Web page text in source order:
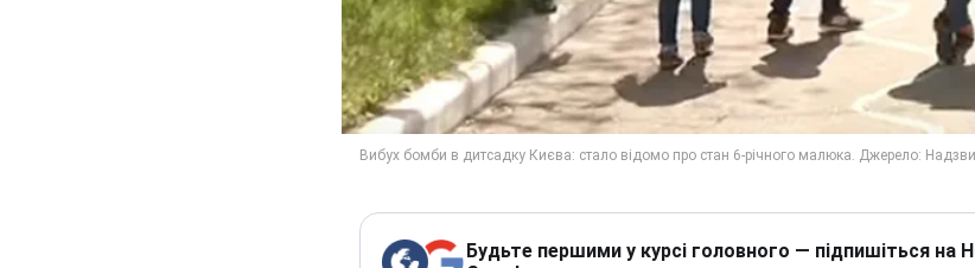
Будьте першими у курсі головного — підпишіться на